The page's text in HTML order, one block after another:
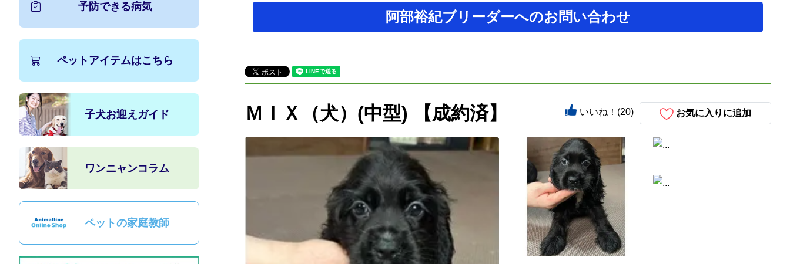
阿部裕紀ブリーダーへのお問い合わせ
ＭＩＸ（犬）(中型) 【成約済】 お気に入りに追加
いいね！(20)
予防できる病気
ペットアイテムはこちら
子犬お迎えガイド
ワンニャンコラム
ペットの家庭教師